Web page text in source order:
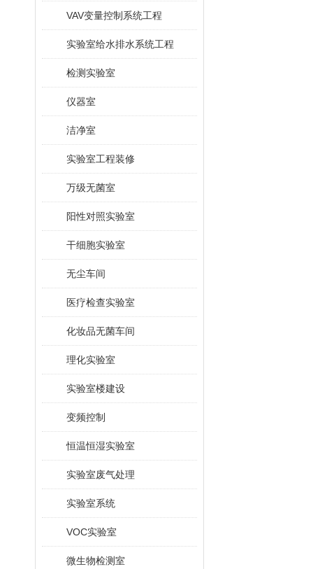
VAV变量控制系统工程
实验室给水排水系统工程
检测实验室
仪器室
洁净室
实验室工程装修
万级无菌室
阳性对照实验室
干细胞实验室
无尘车间
医疗检查实验室
化妆品无菌车间
理化实验室
实验室楼建设
变频控制
恒温恒湿实验室
实验室废气处理
实验室系统
VOC实验室
微生物检测室